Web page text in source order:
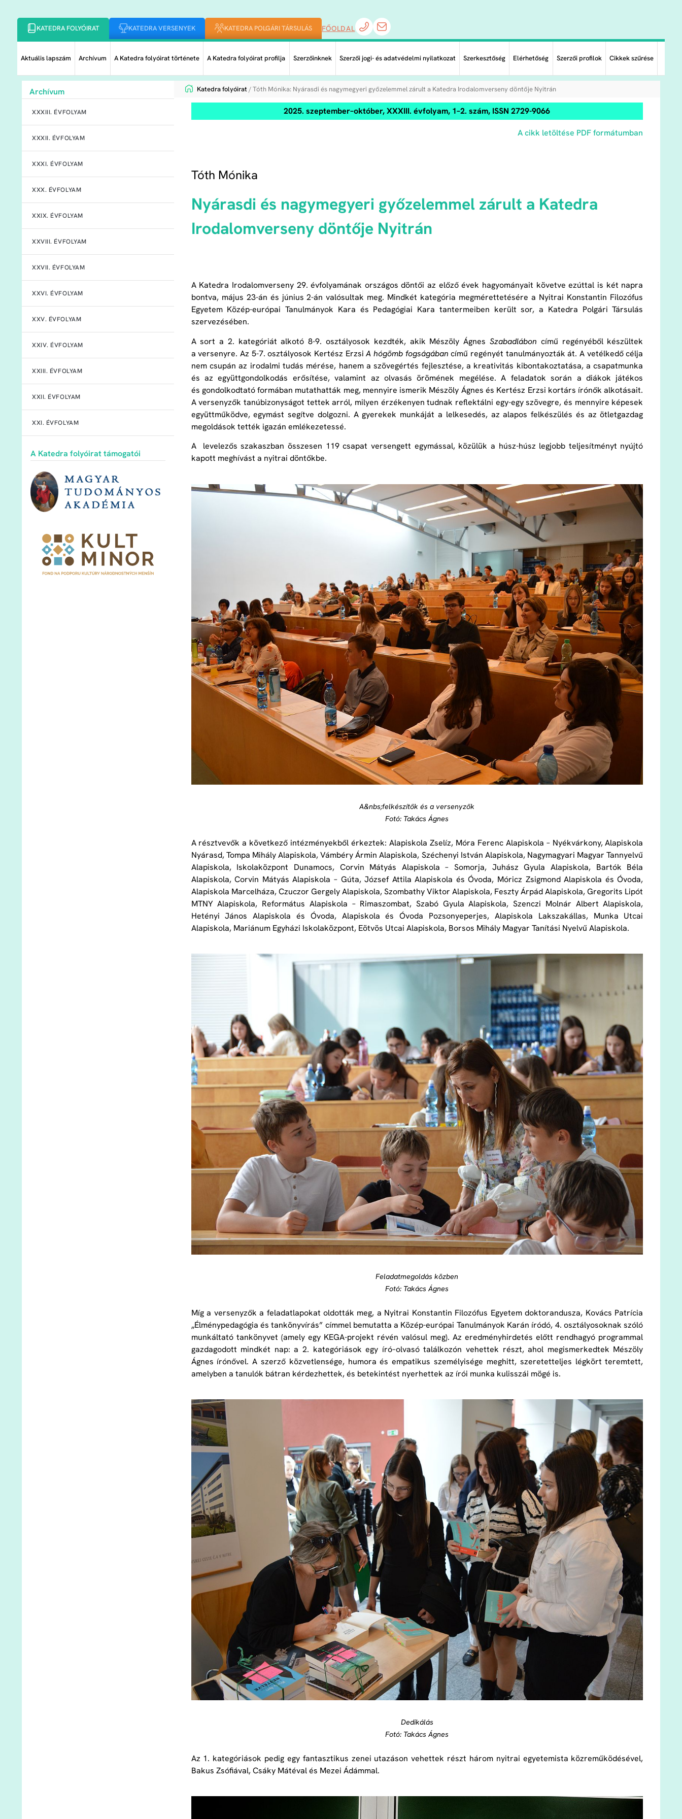
KATEDRA FOLYÓIRAT KATEDRA VERSENYEK KATEDRA POLGÁRI TÁRSULÁS FŐOLDAL
Aktuális lapszám Archívum A Katedra folyóirat története A Katedra folyóirat profilja Szerzőinknek Szerzői jogi- és adatvédelmi nyilatkozat Szerkesztőség Elérhetőség Szerzői profilok Cikkek szűrése
Archívum
XXXIII. ÉVFOLYAM
XXXII. ÉVFOLYAM
XXXI. ÉVFOLYAM
XXX. ÉVFOLYAM
XXIX. ÉVFOLYAM
XXVIII. ÉVFOLYAM
XXVII. ÉVFOLYAM
XXVI. ÉVFOLYAM
XXV. ÉVFOLYAM
XXIV. ÉVFOLYAM
XXIII. ÉVFOLYAM
XXII. ÉVFOLYAM
XXI. ÉVFOLYAM
A Katedra folyóirat támogatói
Katedra folyóirat/ Tóth Mónika: Nyárasdi és nagymegyeri győzelemmel zárult a Katedra Irodalomverseny döntője Nyitrán
2025. szeptember–október, XXXIII. évfolyam, 1–2. szám, ISSN 2729-9066
A cikk letöltése PDF formátumban
Tóth Mónika
Nyárasdi és nagymegyeri győzelemmel zárult a Katedra
Irodalomverseny döntője Nyitrán
A Katedra Irodalomverseny 29. évfolyamának országos döntői az előző évek hagyományait követve ezúttal is két napra
bontva, május 23-án és június 2-án valósultak meg. Mindkét kategória megmérettetésére a Nyitrai Konstantin Filozófus
Egyetem Közép-európai Tanulmányok Kara és Pedagógiai Kara tantermeiben került sor, a Katedra Polgári Társulás
szervezésében.
A sort a 2. kategóriát alkotó 8-9. osztályosok kezdték, akik Mészöly ÁgnesSzabadlábon című regényéből készültek
a versenyre. Az 5-7. osztályosok Kertész Erzsi A hógömb fogságában című regényét tanulmányozták át. A vetélkedő célja
nem csupán az irodalmi tudás mérése, hanem a szövegértés fejlesztése, a kreativitás kibontakoztatása, a csapatmunka
és az együttgondolkodás erősítése, valamint az olvasás örömének megélése. A feladatok során a diákok játékos
és gondolkodtató formában mutathatták meg, mennyire ismerik Mészöly Ágnes és Kertész Erzsi kortárs írónők alkotásait.
A versenyzők tanúbizonyságot tettek arról, milyen érzékenyen tudnak reflektálni egy-egy szövegre, és mennyire képesek
együttműködve, egymást segítve dolgozni. A gyerekek munkáját a lelkesedés, az alapos felkészülés és az ötletgazdag
megoldások tették igazán emlékezetessé.
A levelezős szakaszban összesen 119 csapat versengett egymással, közülük a húsz-húsz legjobb teljesítményt nyújtó
kapott meghívást a nyitrai döntőkbe.
A&nbs;felkészítők és a versenyzők
Fotó: Takács Ágnes
A résztvevők a következő intézményekből érkeztek: Alapiskola Zselíz, Móra Ferenc Alapiskola – Nyékvárkony, Alapiskola
Nyárasd, Tompa Mihály Alapiskola, Vámbéry Ármin Alapiskola, Széchenyi István Alapiskola, Nagymagyari Magyar Tannyelvű
Alapiskola, Iskolaközpont Dunamocs, Corvin Mátyás Alapiskola – Somorja, Juhász Gyula Alapiskola, Bartók Béla
Alapiskola, Corvin Mátyás Alapiskola – Gúta, József Attila Alapiskola és Óvoda, Móricz Zsigmond Alapiskola és Óvoda,
Alapiskola Marcelháza, Czuczor Gergely Alapiskola, Szombathy Viktor Alapiskola, Feszty Árpád Alapiskola, Gregorits Lipót
MTNY Alapiskola, Református Alapiskola – Rimaszombat, Szabó Gyula Alapiskola, Szenczi Molnár Albert Alapiskola,
Hetényi János Alapiskola és Óvoda, Alapiskola és Óvoda Pozsonyeperjes, Alapiskola Lakszakállas, Munka Utcai
Alapiskola, Mariánum Egyházi Iskolaközpont, Eötvös Utcai Alapiskola, Borsos Mihály Magyar Tanítási Nyelvű Alapiskola.
Feladatmegoldás közben
Fotó: Takács Ágnes
Míg a versenyzők a feladatlapokat oldották meg, a Nyitrai Konstantin Filozófus Egyetem doktorandusza, Kovács Patrícia
„Élménypedagógia és tankönyvírás” címmel bemutatta a Közép-európai Tanulmányok Karán íródó, 4. osztályosoknak szóló
munkáltató tankönyvet (amely egy KEGA-projekt révén valósul meg). Az eredményhirdetés előtt rendhagyó programmal
gazdagodott mindkét nap: a 2. kategóriások egy író–olvasó találkozón vehettek részt, ahol megismerkedtek Mészöly
Ágnes írónővel. A szerző közvetlensége, humora és empatikus személyisége meghitt, szeretetteljes légkört teremtett,
amelyben a tanulók bátran kérdezhettek, és betekintést nyerhettek az írói munka kulisszái mögé is.
Dedikálás
Fotó: Takács Ágnes
Az 1. kategóriások pedig egy fantasztikus zenei utazáson vehettek részt három nyitrai egyetemista közreműködésével,
Bakus Zsófiával, Csáky Mátéval és Mezei Ádámmal.